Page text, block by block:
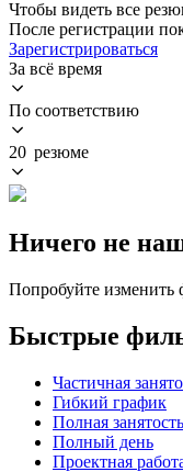
Чтобы видеть все
После регистрации
Зарегистрироваться
За всё время
По соответствию
20 резюме
Ничего не
Попробуйте
Быстрые
Частичная
Гибкий график
Полная занятость
Полный день
Проектная